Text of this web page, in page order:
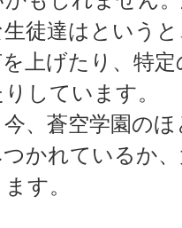
徒達はというと
を上げたり、特
しています。
、蒼空学園のほ
かれているか
す。